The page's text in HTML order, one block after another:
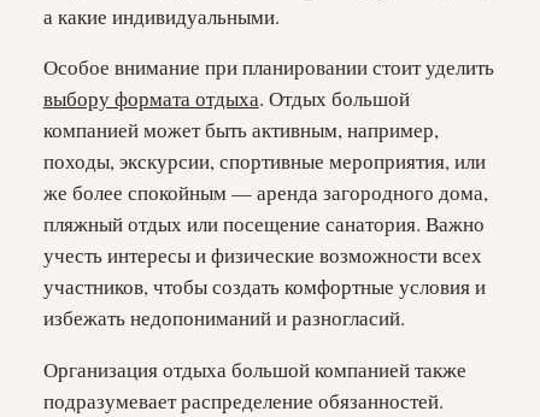
а какие индивидуальными.
Особое внимание при планировании стоит уделить
выбору формата отдыха. Отдых большой
компанией может быть активным, например,
походы, экскурсии, спортивные мероприятия, или
же более спокойным — аренда загородного дома,
пляжный отдых или посещение санатория. Важно
учесть интересы и физические возможности всех
участников, чтобы создать комфортные условия и
избежать недопониманий и разногласий.
Организация отдыха большой компанией также
подразумевает распределение обязанностей.